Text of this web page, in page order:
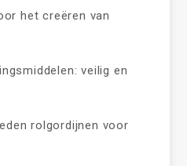
het creëren van
veilig en
rolgordijnen voor